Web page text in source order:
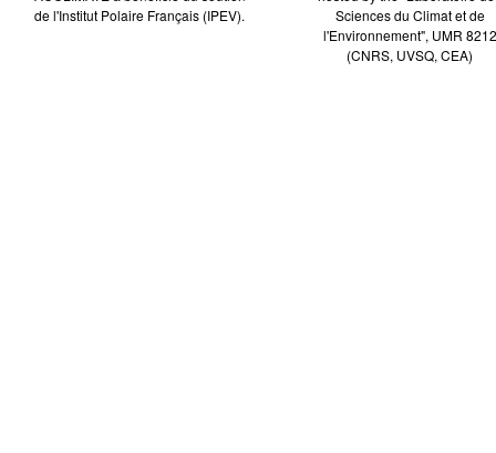
de l'Institut Polaire Français (IPEV).
Sciences du Climat et de
l'Environnement", UMR 8212
(CNRS, UVSQ, CEA)